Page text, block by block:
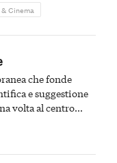
Cinema
che fonde
e suggestione
volta al centro
passato astigiano